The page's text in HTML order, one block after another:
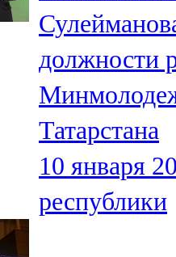
Кама
71,51 FM
Кукмара
107,9 FM
102,1 FM
должности
Татарстана
10 января
республики